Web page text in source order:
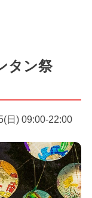
タン祭
日) 09:00-22:00